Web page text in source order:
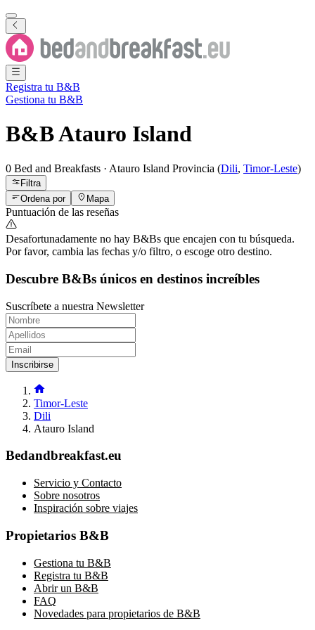
Registra tu B&B
Gestiona tu B&B
B&BAtauro Island
0 Bed and Breakfasts · Atauro Island Provincia (Dili, Timor-Leste)
Filtra
Ordena por
Mapa
Puntuación de las reseñas
Desafortunadamente no hay B&Bs que encajen con tu búsqueda.
Por favor, cambia las fechas y/o filtro, o escoge otro destino.
Descubre B&Bs únicos en destinos increíbles
Suscríbete a nuestra Newsletter
Inscribirse
Timor-Leste
Dili
Atauro Island
Bedandbreakfast.eu
Servicio y Contacto
Sobre nosotros
Inspiración sobre viajes
Propietarios B&B
Gestiona tu B&B
Registra tu B&B
Abrir un B&B
FAQ
Novedades para propietarios de B&B